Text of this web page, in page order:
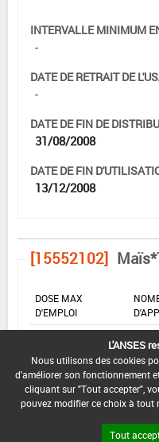
INTERVALLE MINIMUM
-
DATE DE RETRAIT DE
-
DATE DE FIN DE
31/08/2008
DATE DE FIN
13/12/2008
[15552102]
DOSE MAX
D'EMPLOI
-
INTERVALLE MINIMUM
-
DATE DE RETRAIT DE
L'ANSES
Nous utilisons des cookies
d'améliorer son fonctionnement
cliquant sur "Tout accepter",
pouvez modifier ce choix à tout
Tout